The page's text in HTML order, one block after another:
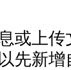
或上
先新